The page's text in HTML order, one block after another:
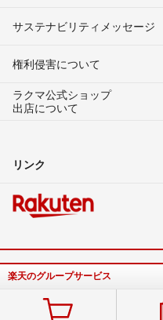
す。
ガスケットだけは消耗品なので
出品者
ありがとうございます！
取り付けに際してボルト・ナッ
帰宅次第撮影しますね！
サステナビリティメッセージ
権利侵害について
ラクマ公式ショップ
出店について
リンク
楽天のグループサービス